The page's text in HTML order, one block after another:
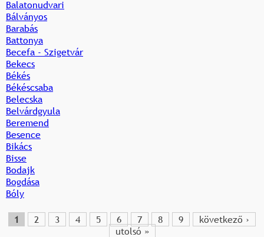
Balatonudvari
Bálványos
Barabás
Battonya
Becefa - Szigetvár
Bekecs
Békés
Békéscsaba
Belecska
Belvárdgyula
Beremend
Besence
Bikács
Bisse
Bodajk
Bogdása
Bóly
O1 2 3 4 5 6 7 8 9
következő ›
utolsó »